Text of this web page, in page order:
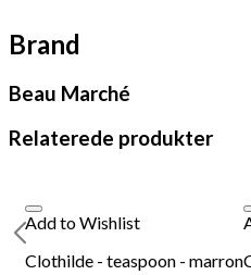
Brand
Beau Marché
Relaterede produkter
Add to Wishlist
Clothilde - teaspoon - marron